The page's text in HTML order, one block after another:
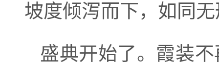
坡度倾泻而下，如同
盛典开始了。霞装